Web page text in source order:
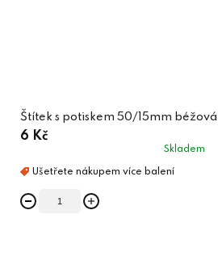
Štítek s potiskem 50/15mm béžová
6 Kč
Skladem